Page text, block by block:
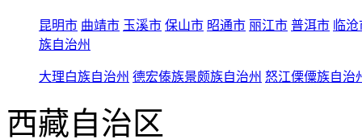
昆明市 曲靖市 玉溪市 保山市 昭通市 丽江市 普洱市 临
族自治州
大理白族自治州 德宏傣族景颇族自治州 怒江傈僳族自治
西藏自治区